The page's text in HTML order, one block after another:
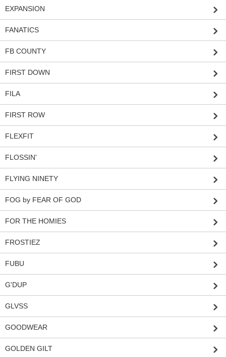
EXPANSION
FANATICS
FB COUNTY
FIRST DOWN
FILA
FIRST ROW
FLEXFIT
FLOSSIN'
FLYING NINETY
FOG by FEAR OF GOD
FOR THE HOMIES
FROSTIEZ
FUBU
G'DUP
GLVSS
GOODWEAR
GOLDEN GILT